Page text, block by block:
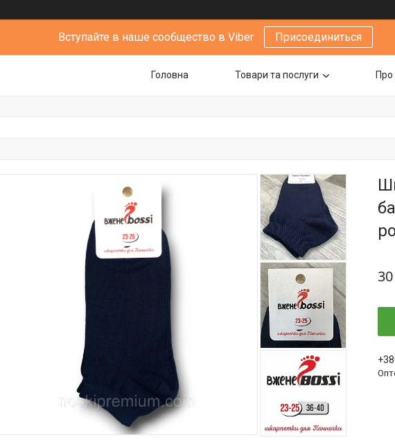
Вступайте в наше сообщество в Viber Присоединиться
Головна Товари та послуги Про